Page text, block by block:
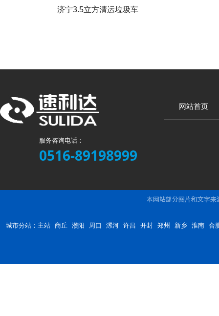
济宁3.5立方清运垃圾车
服务咨询电话：
0516-89198999
网站首页
城市分站： 主站 商丘 濮阳 周口 漯河 许昌 开封 郑州 新乡 淮南 合